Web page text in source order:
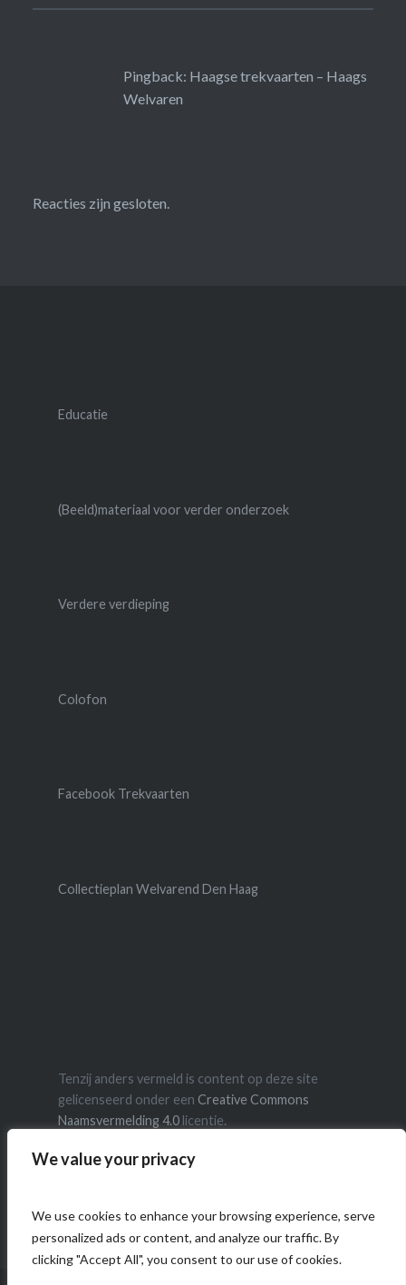
We value your privacy
We use cookies to enhance your browsing experience, serve
personalized ads or content, and analyze our traffic. By
clicking "Accept All", you consent to our use of cookies.
Pingback: Haagse trekvaarten – Haags
Welvaren
Reacties zijn gesloten.
Educatie
(Beeld)materiaal voor verder onderzoek
Verdere verdieping
Colofon
Facebook Trekvaarten
Collectieplan Welvarend Den Haag
Tenzij anders vermeld is content op deze site
gelicenseerd onder een Creative Commons
Naamsvermelding 4.0licentie.